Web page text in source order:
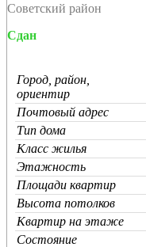
Советский район
Сдан
Город, район,
ориентир
Почтовый адрес
Тип дома
Класс жилья
Этажность
Площади квартир
Высота потолков
Квартир на этаже
Состояние